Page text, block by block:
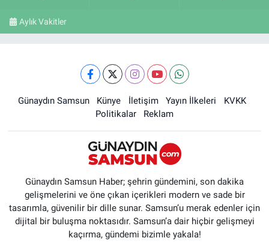
Aylık Vakitler
Günaydın Samsun Künye İletişim Yayın İlkeleri
KVKK
Politikalar
Reklam
Günaydın Samsun Haber; şehrin gündemini, son dakika
gelişmelerini ve öne çıkan içerikleri modern ve sade bir
tasarımla, güvenilir bir dille sunar. Samsun’u merak edenler için
dijital bir buluşma noktasıdır. Samsun’a dair hiçbir gelişmeyi
kaçırma, gündemi bizimle yakala!